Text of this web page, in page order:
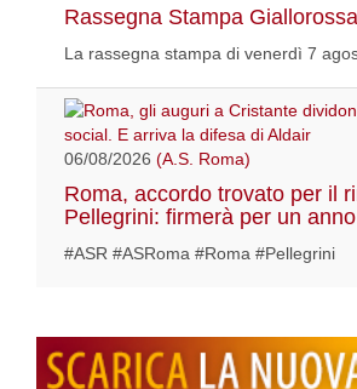
Rassegna Stampa
La rassegna stampa di venerdì 7
06/08/2026 (A.S. Roma)
Roma, accordo trovato per il
Pellegrini: firmerà per un anno
#ASR #ASRoma #Roma #Pellegrini